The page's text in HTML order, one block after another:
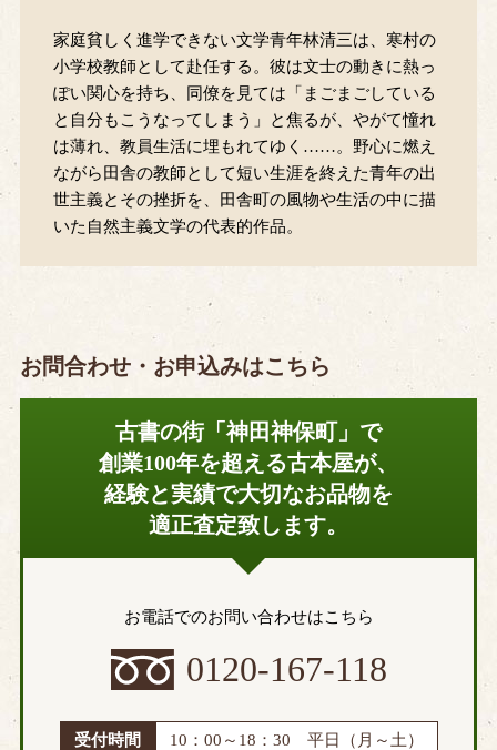
家庭貧しく進学できない文学青年林清三は、寒村の
小学校教師として赴任する。彼は文士の動きに熱っ
ぽい関心を持ち、同僚を見ては「まごまごしている
と自分もこうなってしまう」と焦るが、やがて憧れ
は薄れ、教員生活に埋もれてゆく……。野心に燃え
ながら田舎の教師として短い生涯を終えた青年の出
世主義とその挫折を、田舎町の風物や生活の中に描
いた自然主義文学の代表的作品。
お問合わせ・お申込みはこちら
古書の街「神田神保町」で
創業100年を超える古本屋が、
経験と実績で大切なお品物を
適正査定致します。
お電話でのお問い合わせはこちら
0120-167-118
受付時間 10：00～18：30 平日（月～土）